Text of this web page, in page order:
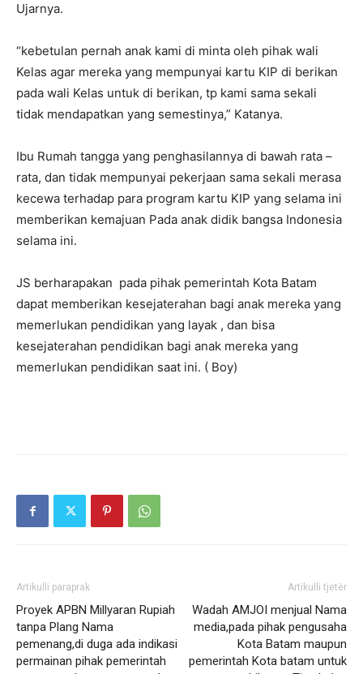
Ujarnya.
“kebetulan pernah anak kami di minta oleh pihak wali
Kelas agar mereka yang mempunyai kartu KIP di berikan
pada wali Kelas untuk di berikan, tp kami sama sekali
tidak mendapatkan yang semestinya,” Katanya.
Ibu Rumah tangga yang penghasilannya di bawah rata –
rata, dan tidak mempunyai pekerjaan sama sekali merasa
kecewa terhadap para program kartu KIP yang selama ini
memberikan kemajuan Pada anak didik bangsa Indonesia
selama ini.
JS berharapakan pada pihak pemerintah Kota Batam
dapat memberikan kesejaterahan bagi anak mereka yang
memerlukan pendidikan yang layak , dan bisa
kesejaterahan pendidikan bagi anak mereka yang
memerlukan pendidikan saat ini. ( Boy)
Artikulli paraprak
Proyek APBN Millyaran Rupiah
tanpa Plang Nama
pemenang,di duga ada indikasi
permainan pihak pemerintah
Artikulli tjetër
Wadah AMJOI menjual Nama
media,pada pihak pengusaha
Kota Batam maupun
pemerintah Kota batam untuk